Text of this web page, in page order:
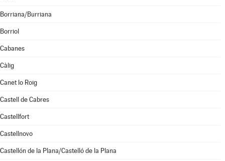
Borriana/Burriana
Borriol
Cabanes
Càlig
Canet lo Roig
Castell de Cabres
Castellfort
Castellnovo
Castellón de la Plana/Castelló de la Plana